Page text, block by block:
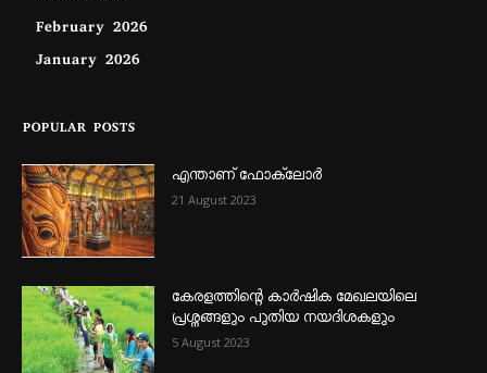
February 2026
January 2026
POPULAR POSTS
എന്താണ്‌ ഫോക്‌ലോർ
21 August 2023
കേരളത്തിന്റെ കാർഷിക മേഖലയിലെ
പ്രശ്നങ്ങളും പുതിയ നയദിശകളും
5 August 2023